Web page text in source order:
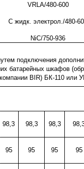
VRLA/480-600
С жидк. электрол./480-
NiC/750-936
подключения
батарейных шкафов
компании BIR) БК-110 или
98,3 98,3 98,3
95 95 95 95